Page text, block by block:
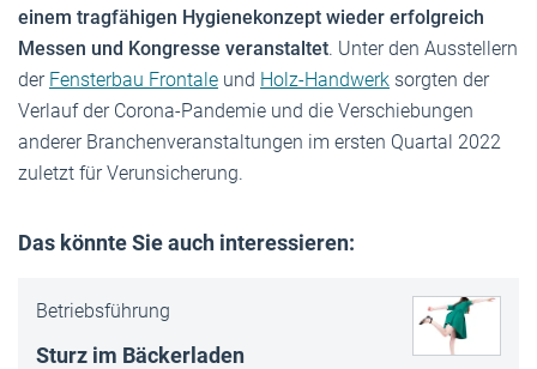
einem tragfähigen Hygienekonzept wieder erfolgreich
Messen und Kongresse veranstaltet. Unter den Ausstellern
der Fensterbau Frontale und Holz-Handwerk sorgten der
Verlauf der Corona-Pandemie und die Verschiebungen
anderer Branchenveranstaltungen im ersten Quartal 2022
zuletzt für Verunsicherung.
Das könnte Sie auch interessieren:
Betriebsführung
Sturz im Bäckerladen